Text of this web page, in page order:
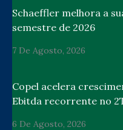
Schaeffler melhora a
semestre de 2026
7 De Agosto, 2026
Copel acelera
Ebitda recorrente no
6 De Agosto, 2026